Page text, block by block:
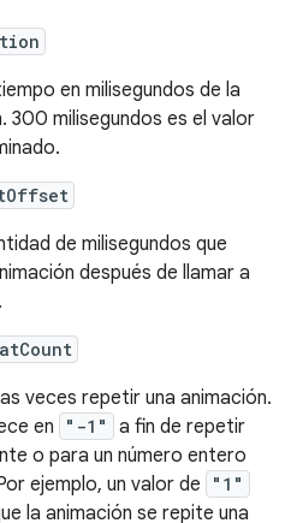
en milisegundos de la
300 milisegundos es el valor
de milisegundos que
después de llamar a
.
veces repetir una animación.
en
"-1"
a fin de repetir
o para un número entero
ejemplo, un valor de
"1"
la animación se repite una